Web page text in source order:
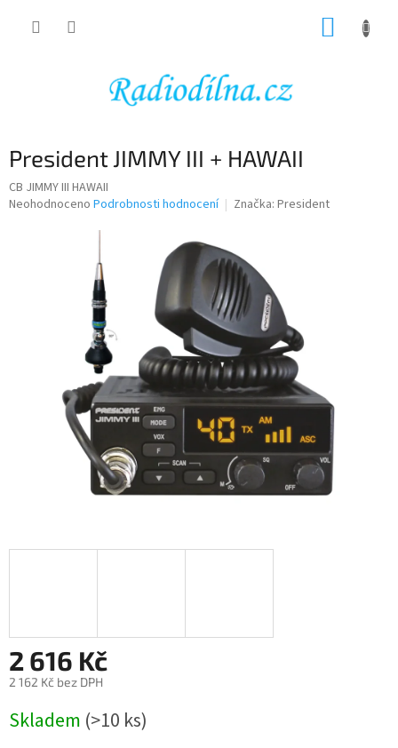
President JIMMY III + HAWAII
CB JIMMY III HAWAII
Průměrné
Neohodnoceno Podrobnosti hodnocení Značka: President
2 616 Kč
2 162 Kč bez DPH
cena:
Skladem (>10 ks)